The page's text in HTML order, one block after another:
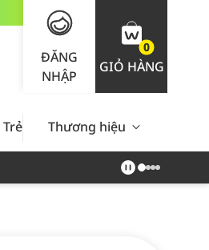
ĐĂNG
NHẬP
0
GIỎ HÀNG
Trẻ Em Nam Giới Chăm Sóc
Thương hiệu